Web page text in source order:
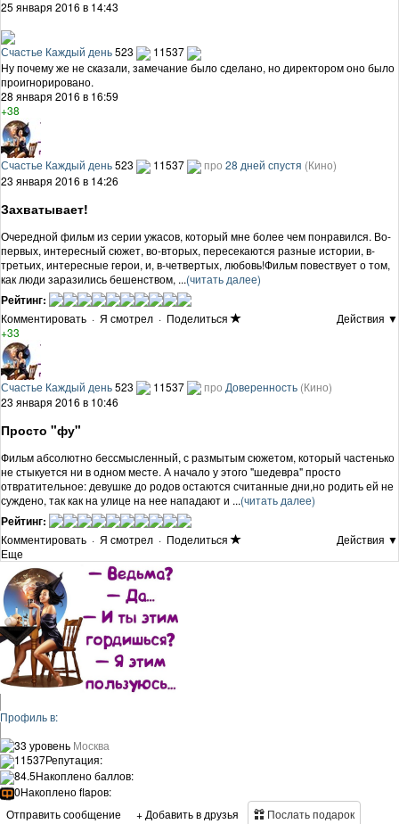
25 января 2016 в 14:43
Счастье Каждый день523
11537
Ну почему же не сказали, замечание было сделано, но директором оно было
проигнорировано.
28 января 2016 в 16:59
+38
Счастье Каждый день523 11537 про 28 дней спустя (Кино)
23 января 2016 в 14:26
Захватывает!
Очередной фильм из серии ужасов, который мне более чем понравился. Во-
первых, интересный сюжет, во-вторых, пересекаются разные истории, в-
третьих, интересные герои, и, в-четвертых, любовь!Фильм повествует о том,
как люди заразились бешенством, ...(читать далее)
Рейтинг:
Комментировать · Я смотрел · Поделиться
Действия ▼
+33
Счастье Каждый день523 11537 про Доверенность (Кино)
23 января 2016 в 10:46
Просто "фу"
Фильм абсолютно бессмысленный, с размытым сюжетом, который частенько
не стыкуется ни в одном месте. А начало у этого "шедевра" просто
отвратительное: девушке до родов остаются считанные дни,но родить ей не
суждено, так как на улице на нее нападают и ...(читать далее)
Рейтинг:
Комментировать · Я смотрел · Поделиться
Действия ▼
Еще
Профиль в:
33 уровень Москва
11537Репутация:
84.5Накоплено баллов:
0Накоплено flapов:
Отправить сообщение
+ Добавить в друзья Послать подарок